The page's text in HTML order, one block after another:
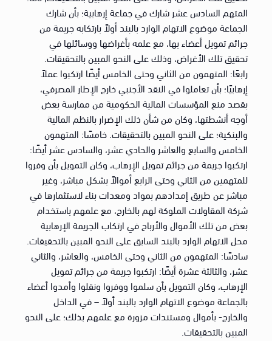
المتهم السادس عشر شارك في جماعة إرهابية؛ بأن شارك
الجماعة موضوع الاتهام الوارد بالبند أولاً بارتكابه جريمة من
جرائم تمويل أعضاء بها، مع علمه بأغراضها ووسائلها في
تحقيق تلك الأغراض، وذلك على النحو المبين بالتحقيقات.
رابعًا: المتهمون من الثاني وحتى الخامس أيضًا ارتكبوا عملاً
إرهابيًا؛ بأن تعاملوا في النقد الأجنبي خارج الإطار المصرفي،
بقصد منع المؤسسات المالية الحكومية من ممارسة بعض
أوجه أنشطتها، وكان من شأن ذلك الإضرار بالنظم المالية
والبنكية؛ على النحو المبين بالتحقيقات. خامسًا: المتهمون
الخامس والسابع والعاشر والحادي عشر، والسادس عشر أيضًا:
ارتكبوا جريمة من جرائم تمويل الإرهاب، وكان التمويل بأن وفروا
للمتهمين من الثاني وحتى الرابع أموالاً بشكل مباشر، وغير
مباشر عن طريق إمدادهم بمواد ومعدات بناء لاستثمارها في
شركة المقاولات الملوكة لهم بالخارج، مع علمهم باستخدام
بعض من تلك الأموال والأرباح في ارتكاب الجريمة الإرهابية
محل الاتهام الوارد بالبند السابق على النحو المبين بالتحقيقات.
سادسًا: المتهمون من الثاني وحتى الخامس، والعاشر، والثاني
عشر، والثالثة عشرة أيضًا: ارتكبوا جريمة من جرائم تمويل
الإرهاب، وكان التمويل بأن سلموا ووفروا ونقلوا وأمدوا أعضاء
بالجماعة موضوع الاتهام الوارد بالبند أولاً – في الداخل
والخارج- بأموال ومستندات مزورة مع علمهم بذلك؛ على النحو
المبين بالتحقيقات.